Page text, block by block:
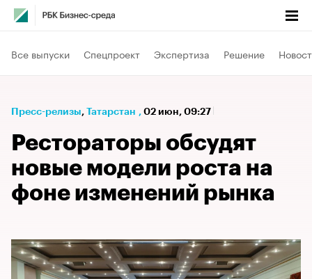
Все выпуски Спецпроект Экспертиза Решение
Пресс-релизы⁠, Татарстан , 02 июн, 09:27
Рестораторы обсудят
новые модели роста на
фоне изменений рынка